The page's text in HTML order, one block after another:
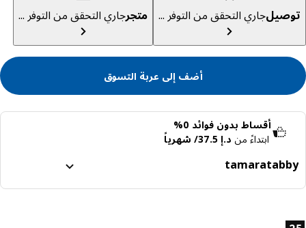
جاري التحقق من التوفر ... متجرجاري التحقق من التوفر ...
أضف إلى عربة التسوق
أقساط بدون فوائد 0%
ابتداءً مند.إ 37.5/ شهرياً
tamara
المنتج